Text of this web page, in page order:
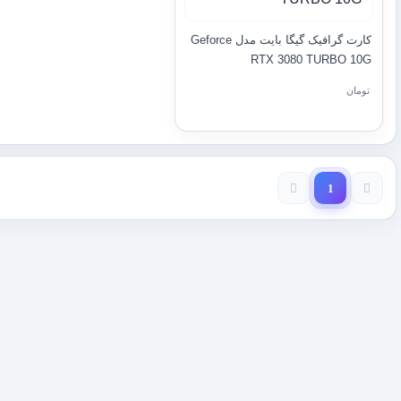
کارت گرافیک گیگا بایت مدل Geforce
RTX 3080 TURBO 10G
تومان
1